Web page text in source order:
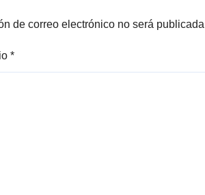
de correo electrónico no será
*